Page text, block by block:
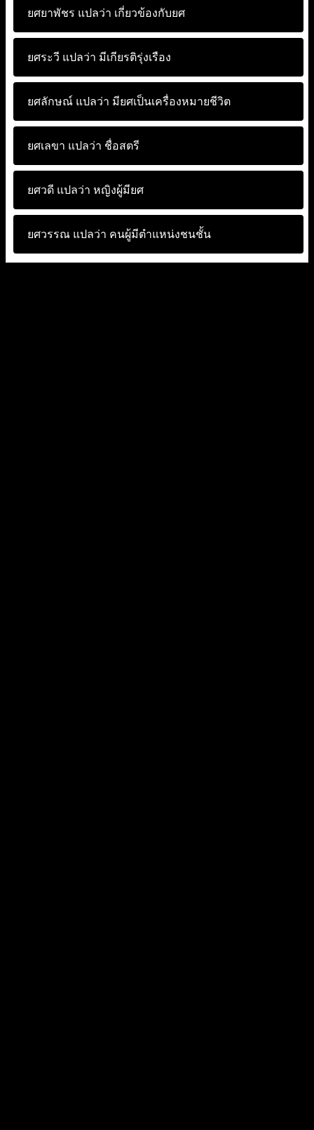
ยศยาพัชร แปลว่า เกี่ยวข้องกับยศ
ยศระวี แปลว่า มีเกียรติรุ่งเรือง
ยศลักษณ์ แปลว่า มียศเป็นเครื่องหมายชีวิต
ยศเลขา แปลว่า ชื่อสตรี
ยศวดี แปลว่า หญิงผู้มียศ
ยศวรรณ แปลว่า คนผู้มีตำแหน่งชนชั้น